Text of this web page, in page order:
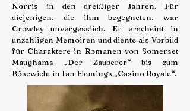
Norris in den dreißiger Jahren. Für
diejenigen, die ihm begegneten, war
Crowley unvergesslich. Er erscheint in
unzähligen Memoiren und diente als Vorbild
für Charaktere in Romanen von Somerset
Maughams „Der Zauberer“ bis zum
Bösewicht in Ian Flemings „Casino Royale“.